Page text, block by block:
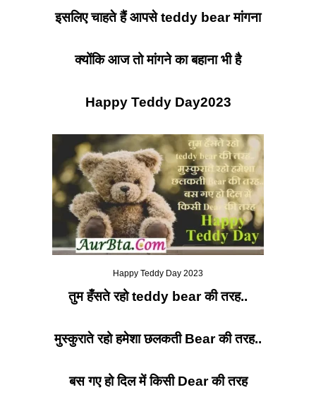
इसलिए चाहते हैं आपसेteddy bearमांगना
क्योंकि आज तो मांगने का बहाना भी है
Happy Teddy Day2023
Happy Teddy Day 2023
तुम हँसते रहोteddy bearकी तरह..
मुस्कुराते रहो हमेशा छलकतीBearकी तरह..
बस गए हो दिल में किसीDearकी तरह